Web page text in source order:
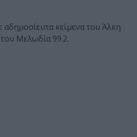
κείμενα του Άλκη
Μελωδία 99.2.